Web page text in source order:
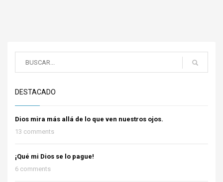
DESTACADO
Dios mira más allá de lo que ven nuestros ojos.
13 comments
¡Qué mi Dios se lo pague!
6 comments